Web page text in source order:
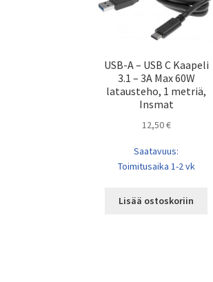
USB-A – USB C Kaapeli
3.1 – 3A Max 60W
latausteho, 1 metriä,
Insmat
12,50€
Saatavuus:
Toimitusaika 1-2 vk
Lisää ostoskoriin